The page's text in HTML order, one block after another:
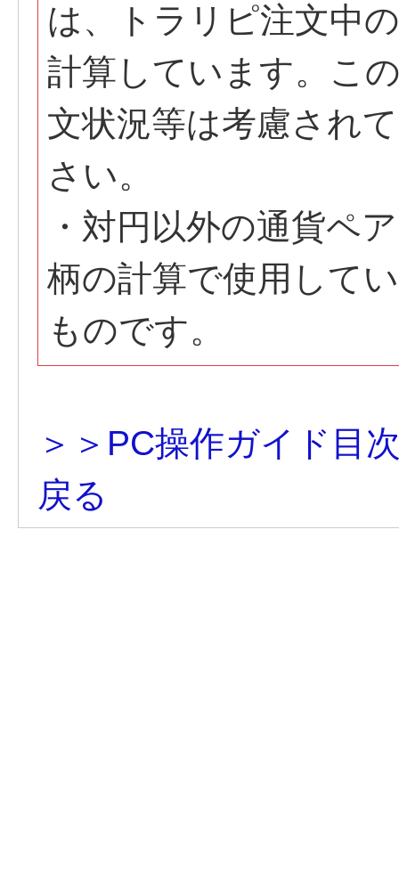
は、トラリピ注文中
計算しています。こ
文状況等は考慮され
さい。
・対円以外の通貨ペ
柄の計算で使用して
ものです。
＞＞PC操作ガイド目
戻る